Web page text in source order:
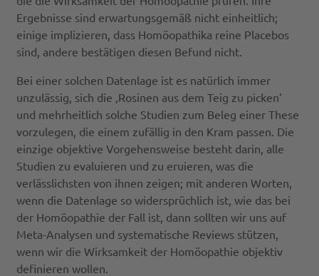
Ergebnisse sind erwartungsgemäß nicht einheitlich;
einige implizieren, dass Homöopathika reine Placebos
sind, andere bestätigen diesen Befund nicht.
Bei einer solchen Datenlage ist es natürlich immer
unzulässig, sich die ‚Rosinen aus dem Teig zu picken’
und mehrheitlich solche Studien zum Beleg einer These
vorzulegen, die einem zufällig in den Kram passen. Die
einzige objektive Vorgehensweise besteht darin, alle
Studien zu evaluieren und zu eruieren, was die
verlässlichsten von ihnen zeigen; mit anderen Worten,
wenn die Datenlage so widersprüchlich ist, wie das bei
der Homöopathie der Fall ist, dann sollten wir uns auf
Meta-Analysen und systematische Reviews stützen,
wenn wir die Wirksamkeit der Homöopathie objektiv
definieren wollen.